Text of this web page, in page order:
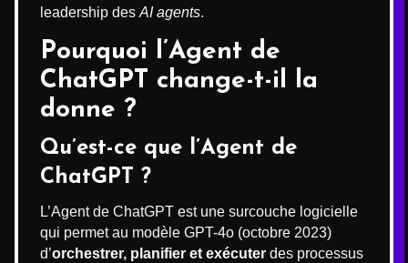
leadership des AI agents.
Pourquoi l’Agent de
ChatGPT change-t-il la
donne ?
Qu’est-ce que l’Agent de
ChatGPT ?
L’Agent de ChatGPT est une surcouche logicielle
qui permet au modèle GPT-4o (octobre 2023)
d’orchestrer, planifier et exécuter des processus